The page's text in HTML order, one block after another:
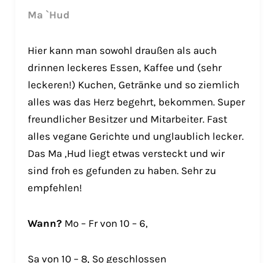
Ma `Hud
Hier kann man sowohl draußen als auch
drinnen leckeres Essen, Kaffee und (sehr
leckeren!) Kuchen, Getränke und so ziemlich
alles was das Herz begehrt, bekommen. Super
freundlicher Besitzer und Mitarbeiter. Fast
alles vegane Gerichte und unglaublich lecker.
Das Ma ‚Hud liegt etwas versteckt und wir
sind froh es gefunden zu haben. Sehr zu
empfehlen!
Wann? Mo – Fr von 10 – 6,
Sa von 10 – 8, So geschlossen